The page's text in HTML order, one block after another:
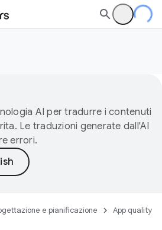
AI per tradurre i contenuti
Le traduzioni generate dall'AI
errori.
e pianificazione
App quality